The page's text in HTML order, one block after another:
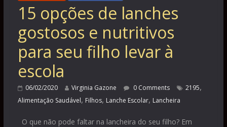
15 opções de lanches
gostosos e nutritivos
para seu filho levar à
escola
06/02/2020 Virginia Gazone 0 Comments 2195,
Alimentação Saudável, Filhos, Lanche Escolar, Lancheira
O que não pode faltar na lancheira do seu filho? Em